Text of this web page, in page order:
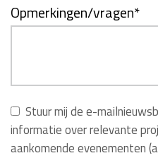
Opmerkingen/vragen*
Stuur mij de e-
informatie over relevante
aankomende evenementen